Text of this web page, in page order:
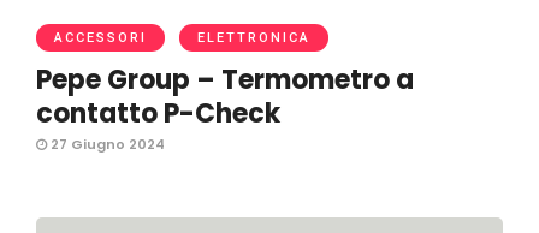
ACCESSORI ELETTRONICA
Pepe Group – Termometro a
contatto P-Check
27 Giugno 2024